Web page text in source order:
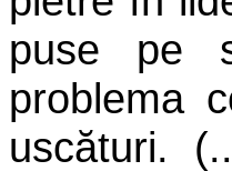
puse pe
problema
uscături.